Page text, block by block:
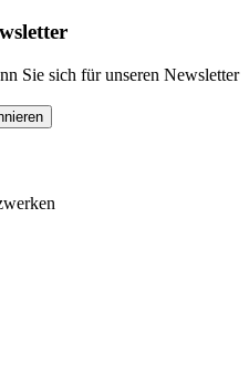
Sie sich für unseren Newsletter